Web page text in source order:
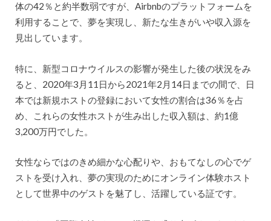
体の42％と約半数弱ですが、Airbnbのプラットフォームを
利用することで、夢を実現し、新たな生きがいや収入源を
見出しています。
特に、新型コロナウイルスの影響が発生した後の状況をみ
ると、2020年3月11日から2021年2月14日までの間で、日
本では新規ホストの登録において女性の割合は36％を占
め、これらの女性ホストが生み出した収入額は、約1億
3,200万円でした。
女性ならではのきめ細かな心配りや、おもてなしの心でゲ
ストを受け入れ、夢の実現のためにオンライン体験ホスト
として世界中のゲストを魅了し、活躍している証です。